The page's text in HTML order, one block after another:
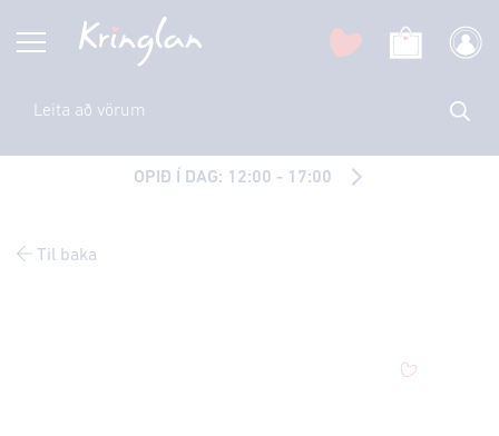
OPIÐ Í DAG: 12:00 - 17:00
Til baka